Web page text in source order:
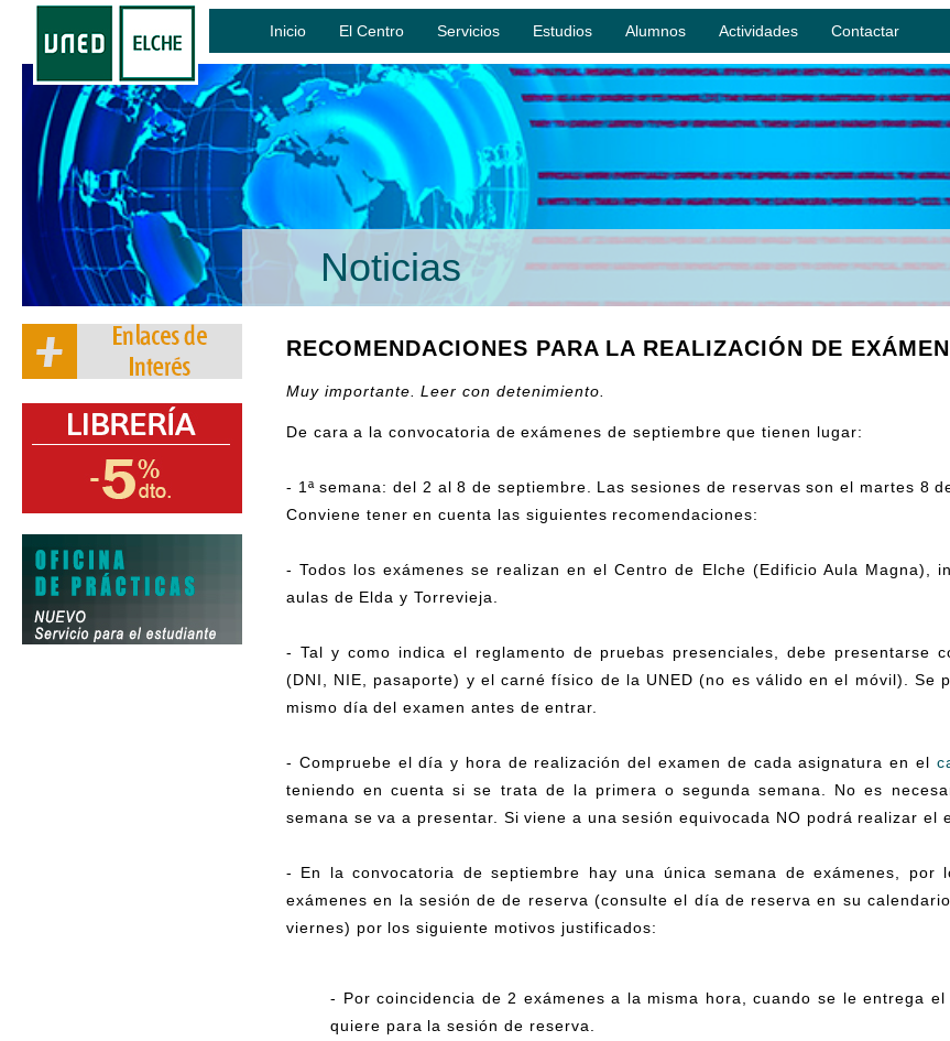
Inicio El Centro Servicios Estudios Alumnos Actividades Contactar
Noticias
RECOMENDACIONES PARA LA REALIZACIÓN DE
Muy importante. Leer con detenimiento.
De cara a la convocatoria de exámenes de septiembre que tienen lugar:
- 1ª semana: del 2 al 8 de septiembre. Las sesiones de reservas son el martes 8
Conviene tener en cuenta las siguientes recomendaciones:
- Todos los exámenes se realizan en el Centro de Elche (Edificio Aula Magna),
aulas de Elda y Torrevieja.
- Tal y como indica el reglamento de pruebas presenciales, debe presentarse
(DNI, NIE, pasaporte) y el carné físico de la UNED (no es válido en el móvil). Se
mismo día del examen antes de entrar.
- Compruebe el día y hora de realización del examen de cada asignatura en el
teniendo en cuenta si se trata de la primera o segunda semana. No es
semana se va a presentar. Si viene a una sesión equivocada NO podrá realizar el
- En la convocatoria de septiembre hay una única semana de exámenes, por
exámenes en la sesión de de reserva (consulte el día de reserva en su
viernes) por los siguiente motivos justificados:
- Por coincidencia de 2 exámenes a la misma hora, cuando se le entrega
quiere para la sesión de reserva.